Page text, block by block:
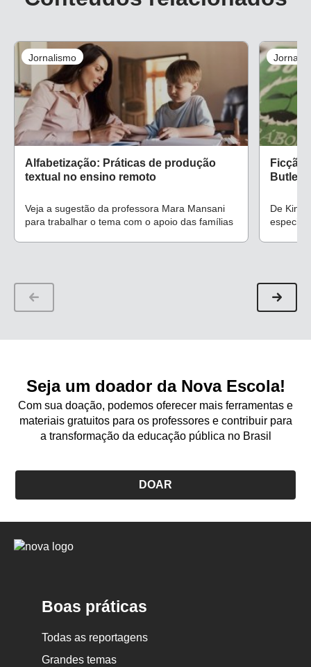
Jornalismo
Alfabetização: Práticas de produção
textual no ensino remoto
Veja a sugestão da professora Mara Mansani
para trabalhar o tema com o apoio das famílias
Ficção
Butler
De
Seja um doador da Nova Escola!
Com sua doação, podemos oferecer mais ferramentas e
materiais gratuitos para os professores e contribuir para
a transformação da educação pública no Brasil
DOAR
Logo
Boas práticas
Todas as reportagens
Grandes temas